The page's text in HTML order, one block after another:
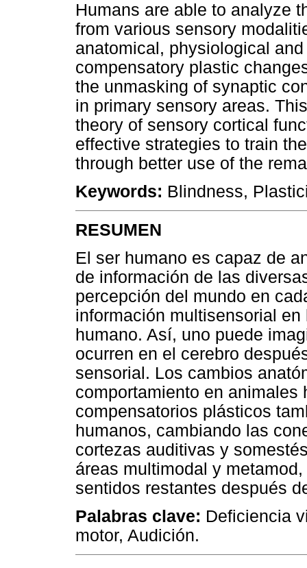
Humans are able to analyze
from various sensory
anatomical, physiological
compensatory plastic
the unmasking of synaptic
in primary sensory areas.
theory of sensory cortical
effective strategies to train
through better use of the
Keywords: Blindness,
RESUMEN
El ser humano es capaz de
de información de las
percepción del mundo en
información multisensorial
humano. Así, uno puede
ocurren en el cerebro
sensorial. Los cambios
comportamiento en
compensatorios plásticos
humanos, cambiando las
cortezas auditivas y
áreas multimodal y
sentidos restantes después
Palabras clave: Deficiencia
motor, Audición.